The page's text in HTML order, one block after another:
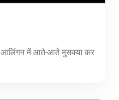
आलिंगन में आते-आते मुसक्या कर